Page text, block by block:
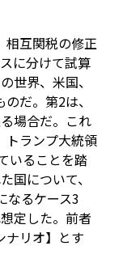
相互関税の修正
に分けて試算
世界、米国、
だ。第2は、
場合だ。これ
トランプ大統領
いることを踏
国について、
なるケース3
定した。前者
ナリオ】とす